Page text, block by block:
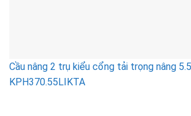
Cầu nâng 2 trụ kiểu cổng tải trọng nâng
KPH370.55LIKTA